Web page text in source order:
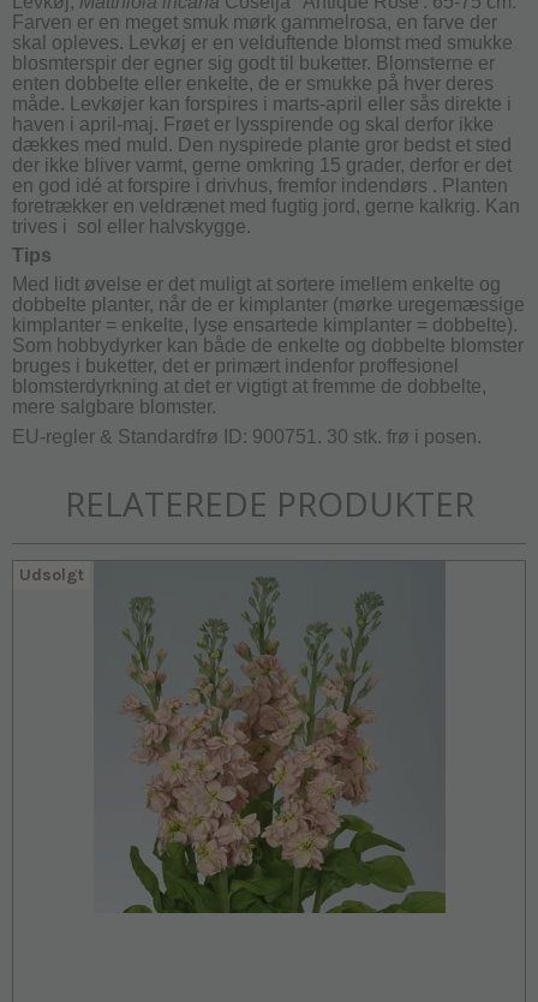
Farven er en meget smuk mørk gammelrosa, en farve der
skal opleves.
Levkøj er en velduftende blomst med smukke
blosmterspir der egner sig godt til buketter. Blomsterne er
enten dobbelte eller enkelte, de er smukke på hver deres
måde. Levkøjer kan forspires i marts-april eller sås direkte i
haven i april-maj. Frøet er lysspirende og skal derfor ikke
dækkes med muld. Den nyspirede plante gror bedst et sted
der ikke bliver varmt, gerne omkring 15 grader, derfor er det
en god idé at forspire i drivhus, fremfor indendørs . Planten
foretrækker en veldrænet med fugtig jord, gerne kalkrig. Kan
trives i sol eller halvskygge.
Tips
Med lidt øvelse er det muligt at sortere imellem enkelte og
dobbelte planter, når de er kimplanter (mørke uregemæssige
kimplanter = enkelte, lyse ensartede kimplanter = dobbelte).
Som hobbydyrker kan både de enkelte og dobbelte blomster
bruges i buketter, det er primært indenfor proffesionel
blomsterdyrkning at det er vigtigt at fremme de dobbelte,
mere salgbare blomster.
EU-regler & Standardfrø ID: 900751. 30 stk. frø i posen.
RELATEREDE PRODUKTER
Udsolgt